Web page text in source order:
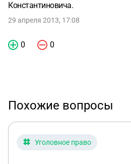
Константиновича.
29 апреля 2013, 17:08
0 0
Похожие вопросы
Уголовное право